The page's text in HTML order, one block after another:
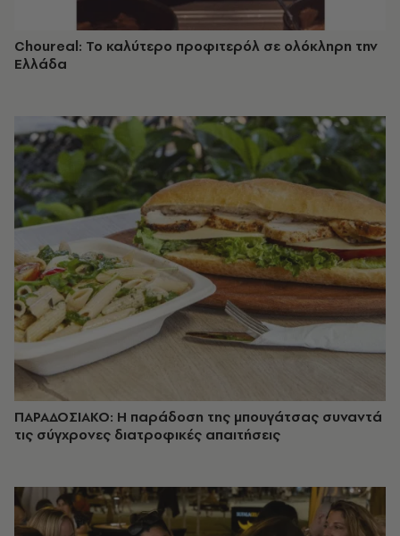
Choureal: Το καλύτερο προφιτερόλ σε ολόκληρη την
Ελλάδα
ΠΑΡΑΔΟΣΙΑΚΟ: Η παράδοση της μπουγάτσας συναντά
τις σύγχρονες διατροφικές απαιτήσεις